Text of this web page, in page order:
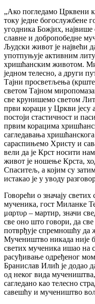
„Ако погледамо Црквени
току једне богослужбене
угодника Божјих,
славне и добропобедне
Људски живот је највећи
употпуњује активним
хришћанским животом.
једном телесно, а други
Тајни просветљења
светом Тајном
све крунишемо светом
први кораци у Цркви јесу
постоји стастичност и
првим корацима
сагледавања
сараспињемо Христу и
вели да је Крст носити
живот је ношење Крста,
Спаситељ, а којим су
истакао је у уводу
Говорећи о значају
мученика, гост Миланке
μαρτυρ – мартир, значи
све оно што говори, да
потврђује спремношћу да
Мучеништво никада није
светих мученика ишао на
расуђивање одређеног
Бранислав Илић је додао
од неког вида
сагледано као телесно
савешћу и мучеништво